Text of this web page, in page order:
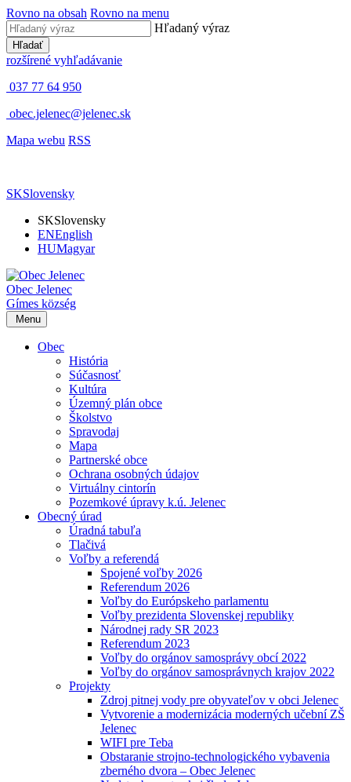
Rovno na obsah Rovno na menu
Hľadaný výraz
Hľadať
rozšírené vyhľadávanie
037 77 64 950
obec.jelenec@jelenec.sk
Mapa webu RSS
SKSlovensky
SKSlovensky
ENEnglish
HUMagyar
Obec Jelenec
Gímes község
Menu
Obec
História
Súčasnosť
Kultúra
Územný plán obce
Školstvo
Spravodaj
Mapa
Partnerské obce
Ochrana osobných údajov
Virtuálny cintorín
Pozemkové úpravy k.ú. Jelenec
Obecný úrad
Úradná tabuľa
Tlačivá
Voľby a referendá
Spojené voľby 2026
Referendum 2026
Voľby do Európskeho parlamentu
Voľby prezidenta Slovenskej republiky
Národnej rady SR 2023
Referendum 2023
Voľby do orgánov samosprávy obcí 2022
Voľby do orgánov samosprávnych krajov 2022
Projekty
Zdroj pitnej vody pre obyvateľov v obci Jelenec
Vytvorenie a modernizácia moderných učební ZŠ
Jelenec
WIFI pre Teba
Obstaranie strojno-technologického vybavenia
zberného dvora – Obec Jelenec